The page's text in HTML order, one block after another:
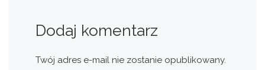
Dodaj komentarz
Twój adres e-mail nie zostanie opublikowany.